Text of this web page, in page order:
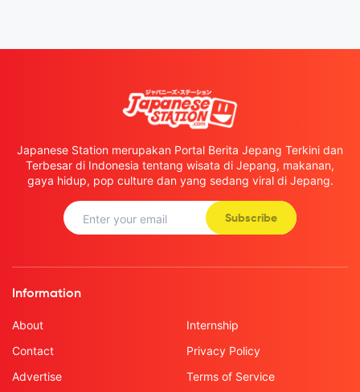
Japanese Station merupakan Portal Berita Jepang Terkini dan
Terbesar di Indonesia tentang wisata di Jepang, makanan,
gaya hidup, pop culture dan yang sedang viral di Jepang.
Subscribe
Information
About
Contact
Advertise
Internship
Privacy Policy
Terms of Service